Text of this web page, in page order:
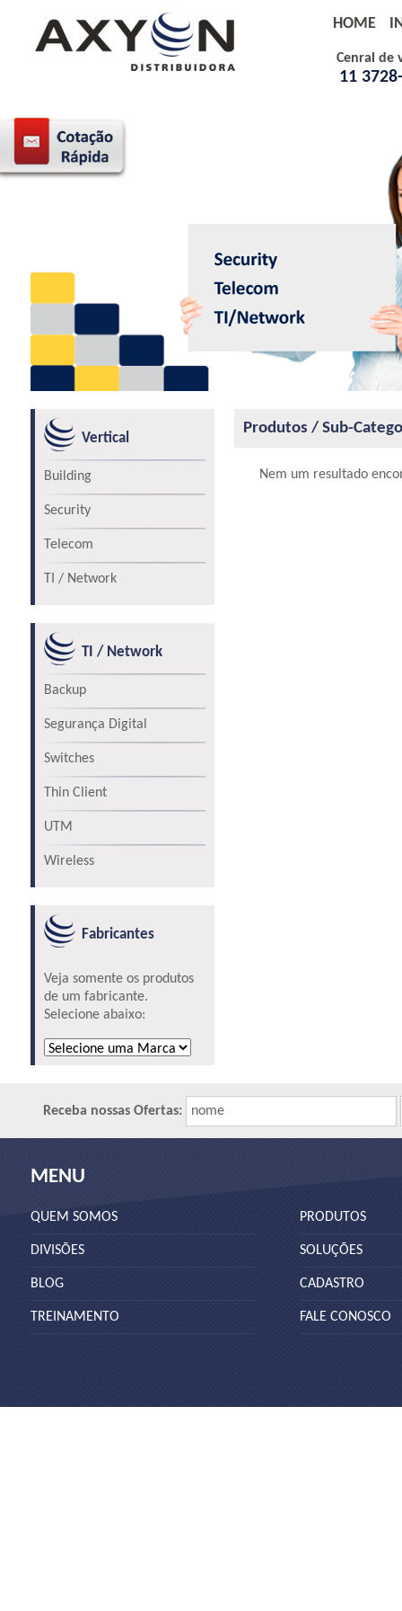
Cenral de
11
HOME
Vertical
Building
Security
Telecom
TI / Network
TI / Network
Backup
Segurança Digital
Switches
Thin Client
UTM
Wireless
Fabricantes
Veja somente os produtos
de um fabricante.
Selecione abaixo:
Produtos / Sub-
Nem um resultado
Receba nossas Ofertas: nome
MENU
QUEM SOMOS
DIVISÕES
BLOG
TREINAMENTO
PRODUTOS
SOLUÇÕES
CADASTRO
FALE CONOSCO